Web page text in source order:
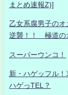
まとめ速報Z)]
乙女系腐男子の
逆襲！！ 極道の
スーパーウンコ！
新・ハゲッフル！
ハゲっTEL？